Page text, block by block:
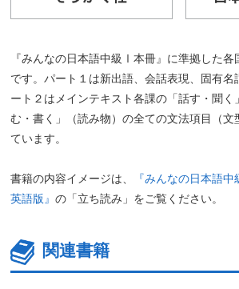
『みんなの日本語中級Ⅰ本冊』に準拠した各
です。パート１は新出語、会話表現、固有
ート２はメインテキスト各課の「話す・聞く
む・書く」（読み物）の全ての文法項目（文
ています。
書籍の内容イメージは、
『みんなの日本語
英語版』の「立ち読み」をご覧ください。
関連書籍